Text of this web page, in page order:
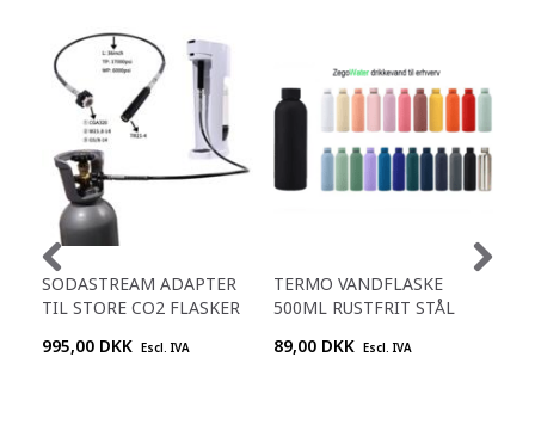
SODASTREAM ADAPTER
TIL STORE CO2 FLASKER
995,00 DKK Escl. IVA
TERMO VANDFLASKE
500ML RUSTFRIT STÅL
89,00 DKK Escl. IVA